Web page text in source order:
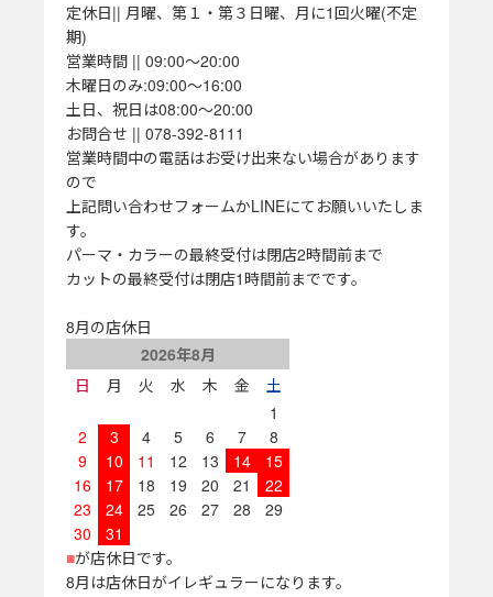
定休日|| 月曜、第１・第３日曜、月に1回火曜(不定
期)
営業時間 || 09:00～20:00
木曜日のみ:09:00～16:00
土日、祝日は08:00～20:00
お問合せ || 078-392-8111
営業時間中の電話はお受け出来ない場合があります
ので
上記問い合わせフォームかLINEにてお願いいたしま
す。
パーマ・カラーの最終受付は閉店2時間前まで
カットの最終受付は閉店1時間前までです。
8月の店休日
2026年8月
日
月 火 水 木 金
土
1
2
3 4 5 6 7
8
9
10 11 12 13 14
15
16
17 18 19 20 21
22
23
24 25 26 27 28
29
30
31
■が店休日です。
8月は店休日がイレギュラーになります。